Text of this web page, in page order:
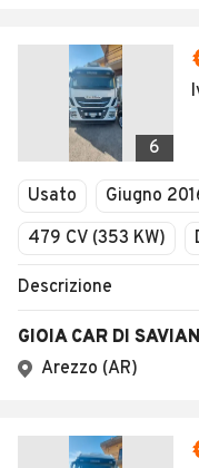
6
Usato Giugno
479 CV (353 KW)
Descrizione
GIOIA CAR DI
Arezzo (AR)